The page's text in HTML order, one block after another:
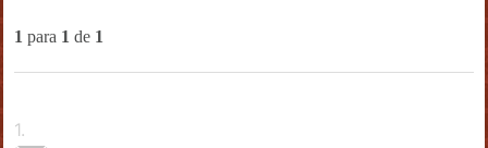
1 para 1 de 1
1.